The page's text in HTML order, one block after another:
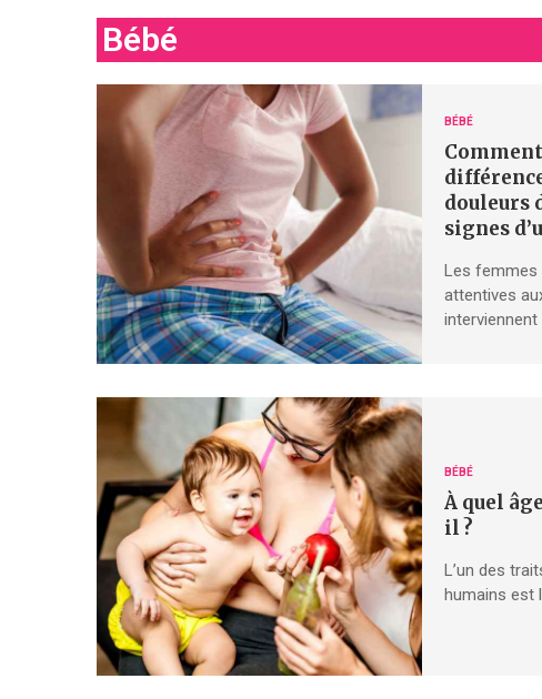
Bébé
BÉBÉ
douleurs
signes
Les femmes
attentives
BÉBÉ
À quel
il ?
L’un des
humains est